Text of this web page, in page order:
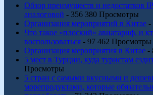
Обзор преимуществ и недостатков
аналоговой - 356 380 Просмотры
Организация мероприятий в Китае -
Что такое «плоский» авиатариф, и
воспользоваться - 97 462 Просмотры
Организация мероприятия в Китае -
5 мест в Турции, куда туристам
Просмотры
5 стран с самыми вкусными и
морепродуктами, которые